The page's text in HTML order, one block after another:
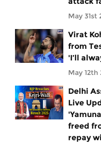
May 31st
Virat
from
'I’ll
May 12th
Delhi
Live
freed
repay